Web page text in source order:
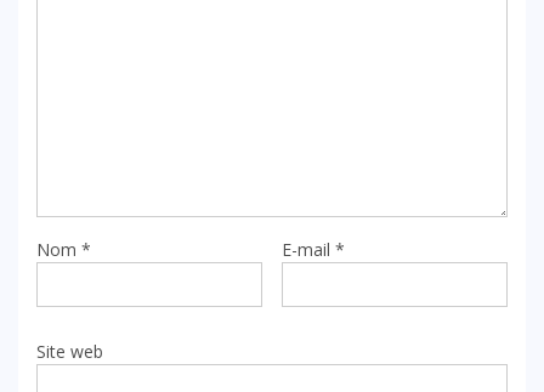
Nom * E-mail *
Site web